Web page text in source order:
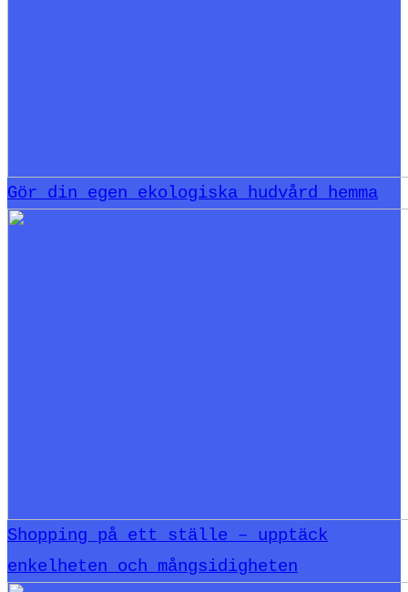
Gör din egen ekologiska hudvård hemma
Shopping på ett ställe – upptäck
enkelheten och mångsidigheten